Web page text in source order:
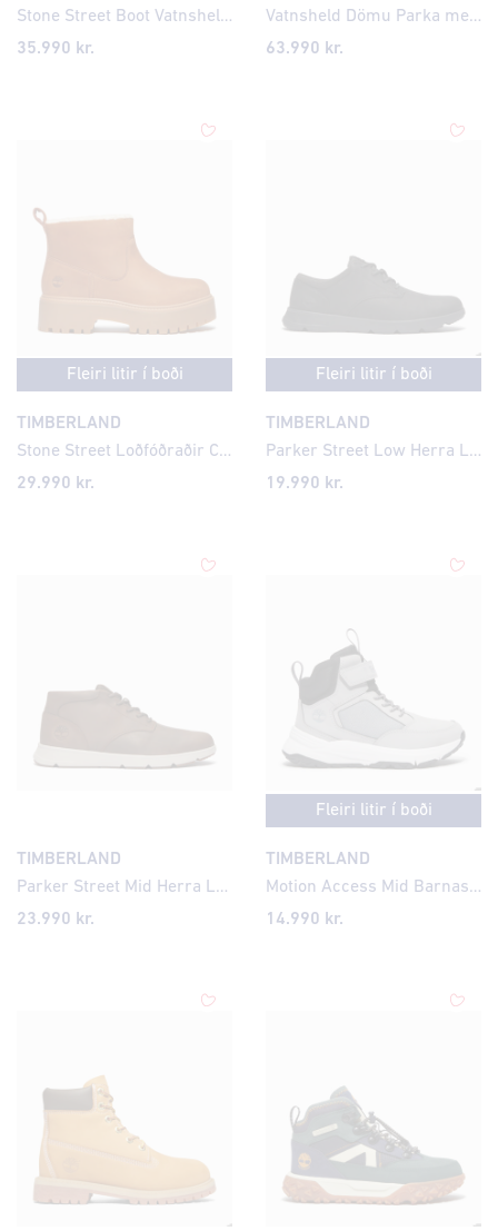
Stone Street Boot Vatnsheldur, Loðfóðraður Dömuskór
35.990 kr.
Vatnsheld Dömu Parka með Hlýju Fóðri og Hettu
63.990 kr.
Fleiri litir í boði
TIMBERLAND
Stone Street Loðfóðraðir Chelsea Dömuskór
29.990 kr.
Fleiri litir í boði
TIMBERLAND
Parker Street Low Herra Leðurskór
19.990 kr.
TIMBERLAND
Parker Street Mid Herra Leðurskór
23.990 kr.
Fleiri litir í boði
TIMBERLAND
Motion Access Mid Barnastrigaskór, St. 31-35
14.990 kr.